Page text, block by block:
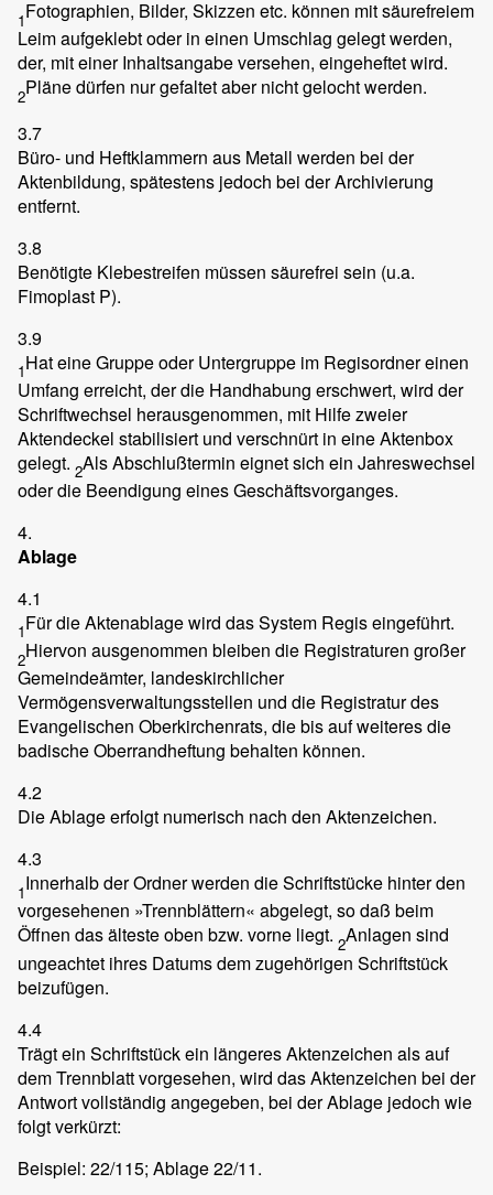
1Fotographien, Bilder, Skizzen etc. können mit säurefreiem
Leim aufgeklebt oder in einen Umschlag gelegt werden,
der, mit einer Inhaltsangabe versehen, eingeheftet wird.
2Pläne dürfen nur gefaltet aber nicht gelocht werden.
3.7
Büro- und Heftklammern aus Metall werden bei der
Aktenbildung, spätestens jedoch bei der Archivierung
entfernt.
3.8
Benötigte Klebestreifen müssen säurefrei sein (u.a.
Fimoplast P).
3.9
1Hat eine Gruppe oder Untergruppe im Regisordner einen
Umfang erreicht, der die Handhabung erschwert, wird der
Schriftwechsel herausgenommen, mit Hilfe zweier
Aktendeckel stabilisiert und verschnürt in eine Aktenbox
gelegt. 2Als Abschlußtermin eignet sich ein Jahreswechsel
oder die Beendigung eines Geschäftsvorganges.
4.
Ablage
4.1
1Für die Aktenablage wird das System Regis eingeführt.
2Hiervon ausgenommen bleiben die Registraturen großer
Gemeindeämter, landeskirchlicher
Vermögensverwaltungsstellen und die Registratur des
Evangelischen Oberkirchenrats, die bis auf weiteres die
badische Oberrandheftung behalten können.
4.2
Die Ablage erfolgt numerisch nach den Aktenzeichen.
4.3
1Innerhalb der Ordner werden die Schriftstücke hinter den
vorgesehenen »Trennblättern« abgelegt, so daß beim
Öffnen das älteste oben bzw. vorne liegt. 2Anlagen sind
ungeachtet ihres Datums dem zugehörigen Schriftstück
beizufügen.
4.4
Trägt ein Schriftstück ein längeres Aktenzeichen als auf
dem Trennblatt vorgesehen, wird das Aktenzeichen bei der
Antwort vollständig angegeben, bei der Ablage jedoch wie
folgt verkürzt:
Beispiel: 22/115; Ablage 22/11.